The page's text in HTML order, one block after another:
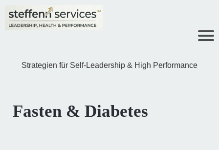
Strategien für Self-Leadership & High Performance
Fasten & Diabetes